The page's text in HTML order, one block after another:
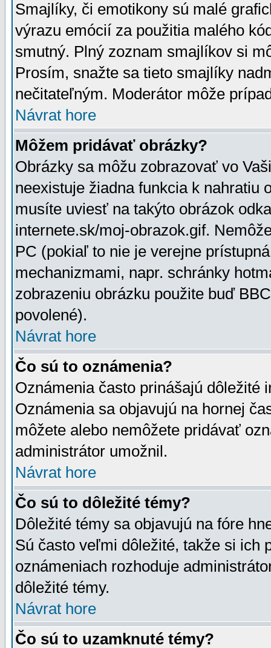
Smajlíky, či emotikony sú malé
výrazu emócií za použitia malého
smutný. Plný zoznam smajlíkov si
Prosím, snažte sa tieto smajlíky
nečitateľným. Moderátor môže
Návrat hore
Môžem pridávať obrázky?
Obrázky sa môžu zobrazovať vo
neexistuje žiadna funkcia k nahratiu
musíte uviesť na takýto obrázok
internete.sk/moj-obrazok.gif.
PC (pokiaľ to nie je verejne
mechanizmami, napr. schránky
zobrazeniu obrázku použite buď
povolené).
Návrat hore
Čo sú to oznámenia?
Oznámenia často prinášajú dôležité
Oznámenia sa objavujú na hornej
môžete alebo nemôžete pridávať
administrátor umožnil.
Návrat hore
Čo sú to dôležité témy?
Dôležité témy sa objavujú na fóre
Sú často veľmi dôležité, takže si ich
oznámeniach rozhoduje
dôležité témy.
Návrat hore
Čo sú to uzamknuté témy?